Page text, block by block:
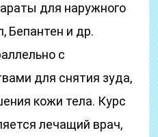
для наружного
Бепантен и др.
с
для снятия зуда,
кожи тела. Курс
лечащий врач,